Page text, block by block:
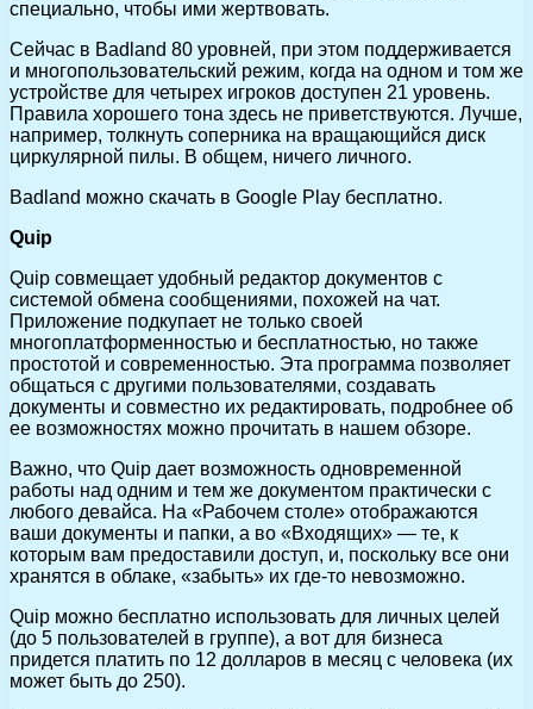
специально, чтобы ими жертвовать.
Сейчас в Badland 80 уровней, при этом поддерживается
и многопользовательский режим, когда на одном и том же
устройстве для четырех игроков доступен 21 уровень.
Правила хорошего тона здесь не приветствуются. Лучше,
например, толкнуть соперника на вращающийся диск
циркулярной пилы. В общем, ничего личного.
Badland можно скачать в Google Play бесплатно.
Quip
Quip совмещает удобный редактор документов с
системой обмена сообщениями, похожей на чат.
Приложение подкупает не только своей
многоплатформенностью и бесплатностью, но также
простотой и современностью. Эта программа позволяет
общаться с другими пользователями, создавать
документы и совместно их редактировать, подробнее об
ее возможностях можно прочитать в нашем обзоре.
Важно, что Quip дает возможность одновременной
работы над одним и тем же документом практически с
любого девайса. На «Рабочем столе» отображаются
ваши документы и папки, а во «Входящих» — те, к
которым вам предоставили доступ, и, поскольку все они
хранятся в облаке, «забыть» их где-то невозможно.
Quip можно бесплатно использовать для личных целей
(до 5 пользователей в группе), а вот для бизнеса
придется платить по 12 долларов в месяц с человека (их
может быть до 250).